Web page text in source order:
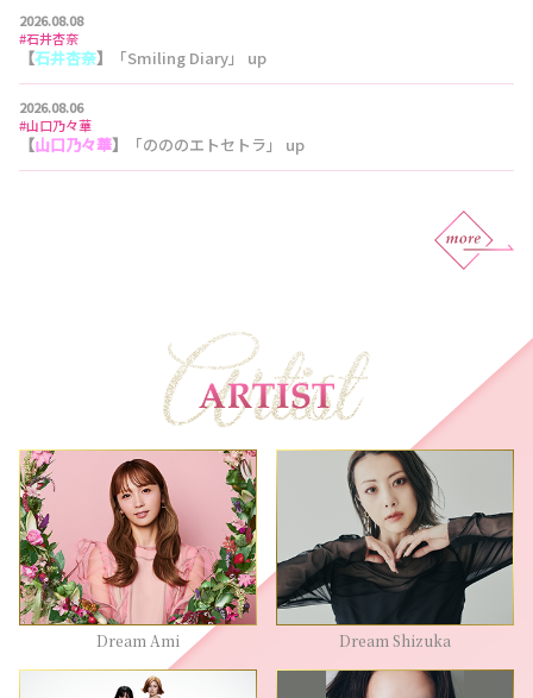
2026.08.08
#石井杏奈
【石井杏奈】 「Smiling Diary」 up
2026.08.06
#山口乃々華
【山口乃々華】 「のののエトセトラ」 up
Dream Ami Dream Shizuka